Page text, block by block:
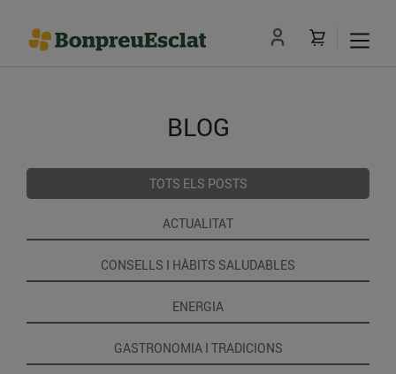
BLOG
TOTS ELS POSTS
ACTUALITAT
CONSELLS I HÀBITS SALUDABLES
ENERGIA
GASTRONOMIA I TRADICIONS